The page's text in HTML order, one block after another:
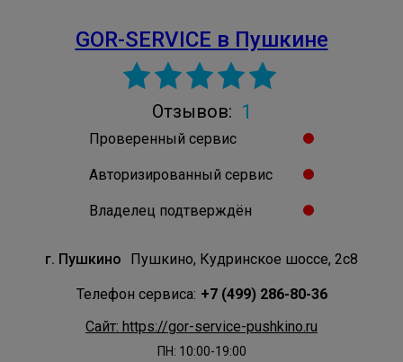
GOR-SERVICE в Пушкине
Отзывов: 1
Проверенный сервис
Авторизированный сервис
Владелец подтверждён
г. Пушкино Пушкино, Кудринское шоссе, 2с8
Телефон сервиса: +7 (499) 286-80-36
Сайт: https://gor-service-pushkino.ru
ПН: 10:00-19:00